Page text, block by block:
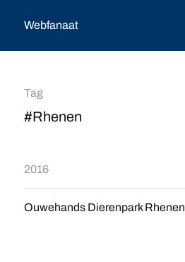
Webfanaat
Tag
#Rhenen
2016
Ouwehands Dierenpark Rhenen